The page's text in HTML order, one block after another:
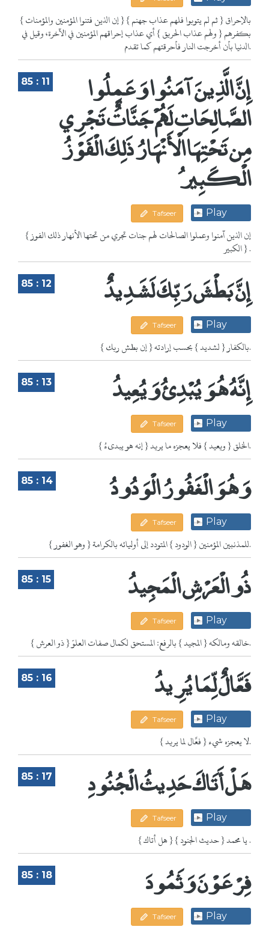
{ إن الذين فتنوا المؤمنين والمؤمنات } بالإحراق { ثم لم يتوبوا فلهم عذاب جهنم }
بكفرهم { ولهم عذاب الحريق } أي عذاب إحراقهم المؤمنين في الآخرة، وقيل في
الدنيا بأن أخرجت النار فأحرقتهم كما تقدم.
85 : 11 إِنَّ الَّذِينَ آمَنُوا وَعَمِلُوا
الصَّالِحَاتِ لَهُمْ جَنَّاتٌ تَجْرِي
مِن تَحْتِهَا الْأَنْهَارُ ذَلِكَ الْفَوْزُ
الْكَبِيرُ
Tafseer Play
{ إن الذين آمنوا وعملوا الصالحات لهم جنات تجري من تحتها الأنهار ذلك الفوز
الكبير } .
85 : 12 إِنَّ بَطْشَ رَبِّكَ لَشَدِيدٌ
Tafseer Play
{ إن بطش ربك } بالكفار { لشديد } بحسب إرادته.
85 : 13 إِنَّهُ هُوَ يُبْدِئُ وَيُعِيدُ
Tafseer Play
{ إنه هو يبدىءُ } الخلق { ويعيد } فلا يعجزه ما يريد.
85 : 14 وَهُوَ الْغَفُورُ الْوَدُودُ
Tafseer Play
{ وهو الغفور } للمذنبين المؤمنين { الودود } المتودد إلى أوليائه بالكرامة.
85 : 15 ذُو الْعَرْشِ الْمَجِيدُ
Tafseer Play
{ ذو العرش } خالقه ومالكه { المجيد } بالرفع: المستحق لكمال صفات العلوّ.
85 : 16 فَعَّالٌ لِّمَا يُرِيدُ
Tafseer Play
{ فعَّال لما يريد } لا يعجزه شيء.
85 : 17 هَلْ أَتَاكَ حَدِيثُ الْجُنُودِ
Tafseer Play
{ هل أتاك } يا محمد { حديث الجنود } .
85 : 18 فِرْعَوْنَ وَثَمُودَ
Tafseer Play